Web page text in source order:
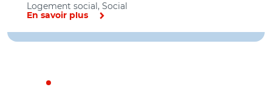
Logement social, Social
En savoir plus